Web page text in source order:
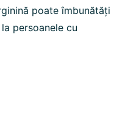
poate îmbunătăți
persoanele cu